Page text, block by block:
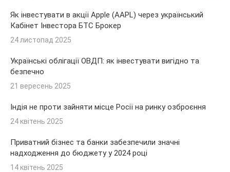
Як інвестувати в акції Apple (AAPL) через український
Кабінет Інвестора БТС Брокер
24 листопад 2025
Українські облігації ОВДП: як інвестувати вигідно та
безпечно
21 вересень 2025
Індія не проти зайняти місце Росії на ринку озброєння
24 квітень 2025
Приватний бізнес та банки забезпечили значні
надходження до бюджету у 2024 році
14 квітень 2025